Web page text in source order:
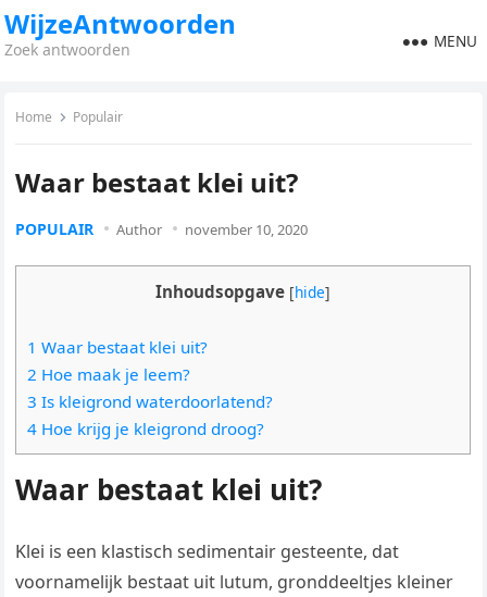
WijzeAntwoorden
Zoek antwoorden MENU
Home Populair
Waar bestaat klei uit?
POPULAIR Author november 10, 2020
Inhoudsopgave [hide]
1 Waar bestaat klei uit?
2 Hoe maak je leem?
3 Is kleigrond waterdoorlatend?
4 Hoe krijg je kleigrond droog?
Waar bestaat klei uit?
Klei is een klastisch sedimentair gesteente, dat
voornamelijk bestaat uit lutum, gronddeeltjes kleiner